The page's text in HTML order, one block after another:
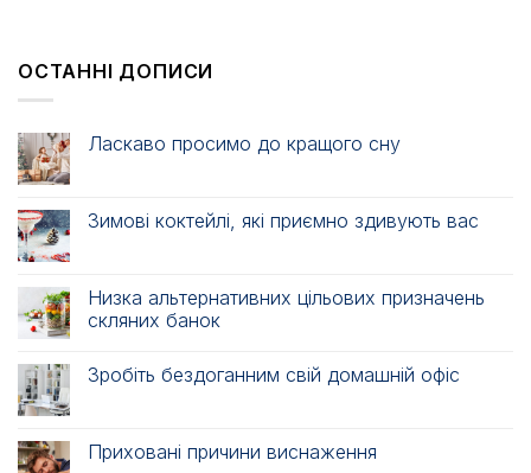
ОСТАННІ ДОПИСИ
Ласкаво просимо до кращого сну
Зимові коктейлі, які приємно здивують вас
Низка альтернативних цільових призначень
скляних банок
Зробіть бездоганним свій домашній офіс
Приховані причини виснаження